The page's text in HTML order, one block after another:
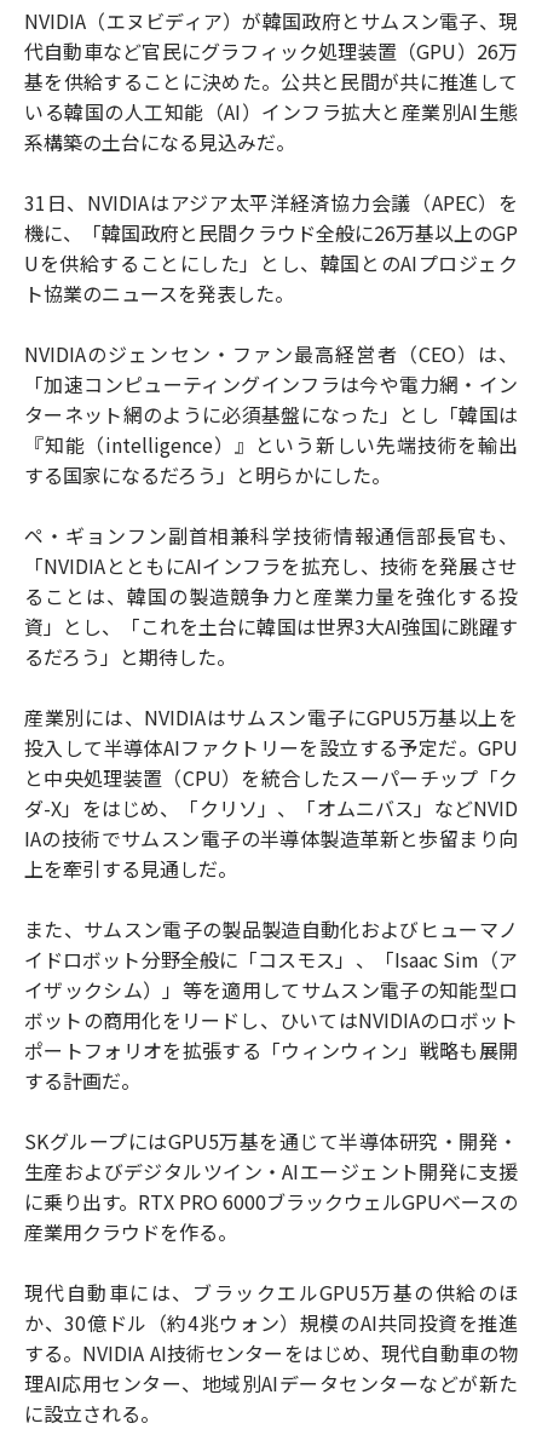
NVIDIA（エヌビディア）が韓国政府とサムスン電子、現
代自動車など官民にグラフィック処理装置（GPU）26万
基を供給することに決めた。公共と民間が共に推進して
いる韓国の人工知能（AI）インフラ拡大と産業別AI生態
系構築の土台になる見込みだ。
31日、NVIDIAはアジア太平洋経済協力会議（APEC）を
機に、「韓国政府と民間クラウド全般に26万基以上のGP
Uを供給することにした」とし、韓国とのAIプロジェク
ト協業のニュースを発表した。
NVIDIAのジェンセン・ファン最高経営者（CEO）は、
「加速コンピューティングインフラは今や電力網・イン
ターネット網のように必須基盤になった」とし「韓国は
『知能（intelligence）』という新しい先端技術を輸出
する国家になるだろう」と明らかにした。
ペ・ギョンフン副首相兼科学技術情報通信部長官も、
「NVIDIAとともにAIインフラを拡充し、技術を発展させ
ることは、韓国の製造競争力と産業力量を強化する投
資」とし、「これを土台に韓国は世界3大AI強国に跳躍す
るだろう」と期待した。
産業別には、NVIDIAはサムスン電子にGPU5万基以上を
投入して半導体AIファクトリーを設立する予定だ。GPU
と中央処理装置（CPU）を統合したスーパーチップ「ク
ダ-X」をはじめ、「クリソ」、「オムニバス」などNVID
IAの技術でサムスン電子の半導体製造革新と歩留まり向
上を牽引する見通しだ。
また、サムスン電子の製品製造自動化およびヒューマノ
イドロボット分野全般に「コスモス」、「Isaac Sim（ア
イザックシム）」等を適用してサムスン電子の知能型ロ
ボットの商用化をリードし、ひいてはNVIDIAのロボット
ポートフォリオを拡張する「ウィンウィン」戦略も展開
する計画だ。
SKグループにはGPU5万基を通じて半導体研究・開発・
生産およびデジタルツイン・AIエージェント開発に支援
に乗り出す。RTX PRO 6000ブラックウェルGPUベースの
産業用クラウドを作る。
現代自動車には、ブラックエルGPU5万基の供給のほ
か、30億ドル（約4兆ウォン）規模のAI共同投資を推進
する。NVIDIA AI技術センターをはじめ、現代自動車の物
理AI応用センター、地域別AIデータセンターなどが新た
に設立される。